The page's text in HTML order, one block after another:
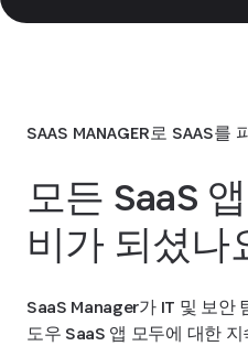
SAAS MANAGER로 SAAS를
모든 SaaS
비가 되셨나
SaaS Manager가 IT 및 보안
도우 SaaS 앱 모두에 대한